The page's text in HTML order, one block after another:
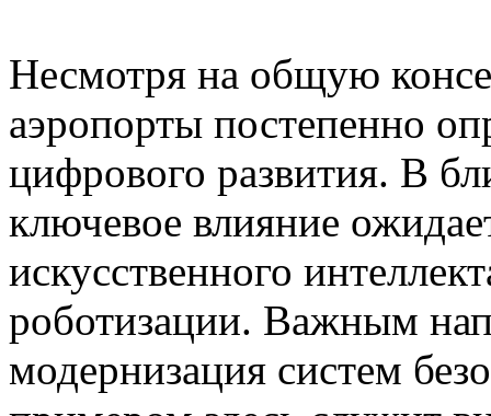
Несмотря на общую
аэропорты постепенно
цифрового развития. В
ключевое влияние
искусственного
роботизации. Важным
модернизация систем